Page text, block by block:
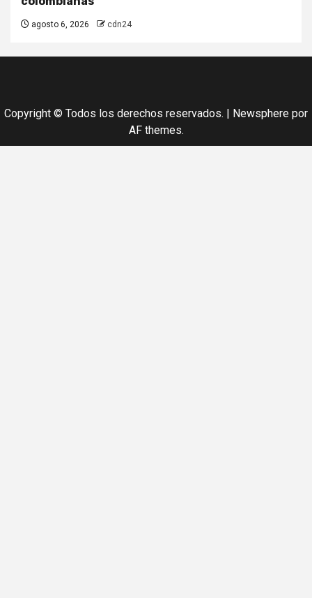
agosto 6, 2026 cdn24
Copyright © Todos los derechos reservados. | Newsphere por
AF themes.